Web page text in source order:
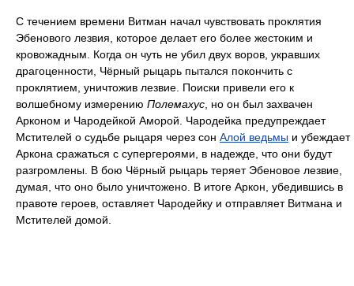
С течением времени Витман начал чувствовать проклятия
Эбенового лезвия, которое делает его более жестоким и
кровожадным. Когда он чуть не убил двух воров, укравших
драгоценности, Чёрный рыцарь пытался покончить с
проклятием, уничтожив лезвие. Поиски привели его к
волшебному измерению Полемахус , но он был захвачен
Арконом и Чародейкой Аморой. Чародейка предупреждает
Мстителей о судьбе рыцаря через сон Алой ведьмы и убеждает
Аркона сражаться с супергероями, в надежде, что они будут
разгромлены. В бою Чёрный рыцарь теряет Эбеновое лезвие,
думая, что оно было уничтожено. В итоге Аркон, убедившись в
правоте героев, оставляет Чародейку и отправляет Витмана и
Мстителей домой.